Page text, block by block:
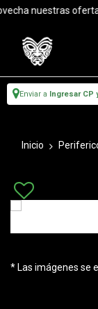
nuestras
Enviar a Ingresar CP
Inicio
* Las imágenes se